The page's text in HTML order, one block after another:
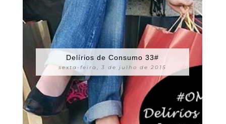
Delírios de Consumo 33#
sexta-feira, 3 de julho de 2015